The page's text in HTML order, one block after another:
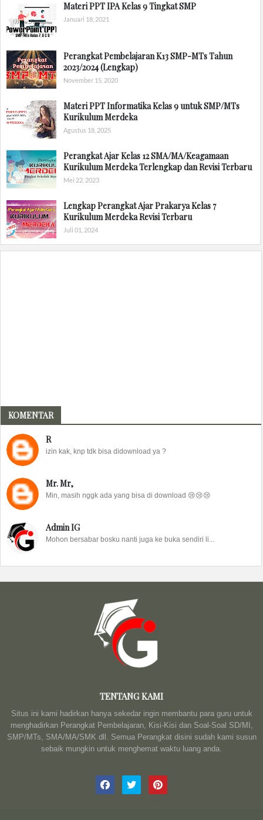
Materi PPT IPA Kelas 9 Tingkat SMP
Januari 18, 2021
Perangkat Pembelajaran K13 SMP-MTs Tahun
2023/2024 (Lengkap)
November 15, 2020
Materi PPT Informatika Kelas 9 untuk SMP/MTs
Kurikulum Merdeka
Agustus 18, 2025
Perangkat Ajar Kelas 12 SMA/MA/Keagamaan
Kurikulum Merdeka Terlengkap dan Revisi Terbaru
Mei 22, 2023
Lengkap Perangkat Ajar Prakarya Kelas 7
Kurikulum Merdeka Revisi Terbaru
Juli 01, 2024
KOMENTAR
R
izin kak, knp tdk bisa didownload ya ?
Mr. Mr,
Min, masih nggk ada yang bisa di download 😢😢😢
Admin IG
Mohon bersabar bosku nanti juga ke buka sendiri li...
TENTANG KAMI
Situs ini kami hadirkan hanya sekedar ingin membantu para guru untuk
menghadirkan Perangkat Pembelajaran, Kisi-Kisi dan Soal-Soal SD/MI,
SMP/MTs, SMA/MA/SMK dll. Semua Perangkat disini sudah kami susun
sebaik mungkin untuk menghemat waktu luang anda.